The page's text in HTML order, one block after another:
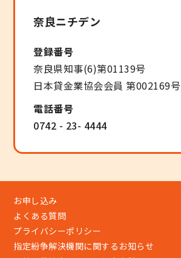
奈良ニチデン
登録番号
奈良県知事(6)第01139号
日本貸金業協会会員 第002169号
電話番号
0742 - 23- 4444
お申し込み
よくある質問
プライバシーポリシー
指定紛争解決機関に関するお知らせ